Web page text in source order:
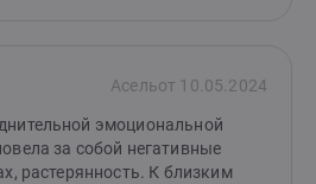
Асельот 10.05.2024
эмоциональной
за собой негативные
растерянность. К близким